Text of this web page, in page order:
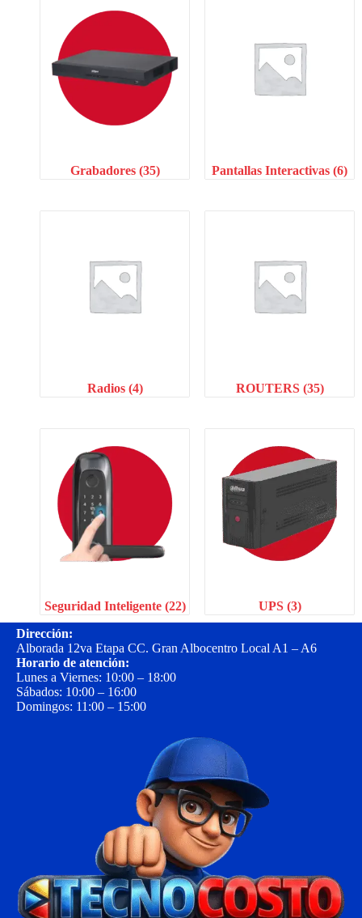
Grabadores (35) Pantallas Interactivas (6)
Radios (4) ROUTERS (35)
Seguridad Inteligente (22) UPS (3)
Dirección:
Alborada 12va Etapa CC. Gran Albocentro Local A1 – A6
Horario de atención:
Lunes a Viernes: 10:00 – 18:00
Sábados: 10:00 – 16:00
Domingos: 11:00 – 15:00